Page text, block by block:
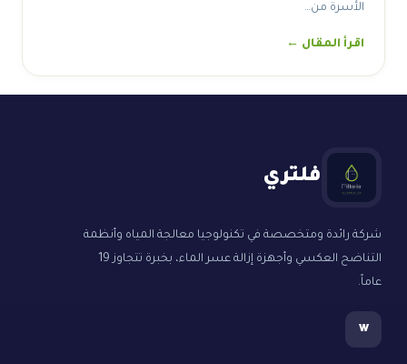
الأسرة من…
اقرأ المقال ←
فلتري
شركة رائدة ومتخصصة في تكنولوجيا معالجة المياه وأنظمة
التناضح العكسي وأجهزة إزالة عسر الماء، بخبرة تتجاوز 19
عاماً.
w